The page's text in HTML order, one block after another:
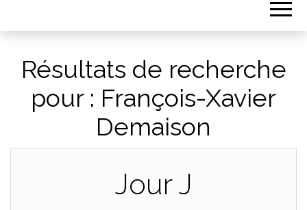
Résultats de recherche
pour : François-Xavier
Demaison
Jour J